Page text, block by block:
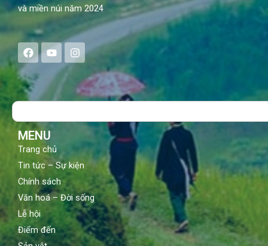
và miền núi năm 2024
F
a
e
b
o
Y
o
t
b
I
n
s
a
g
Search
MENU
Trang chủ
Tin tức – Sự kiện
Chính sách
Văn hoá – Đời sống
Lễ hội
Điểm đến